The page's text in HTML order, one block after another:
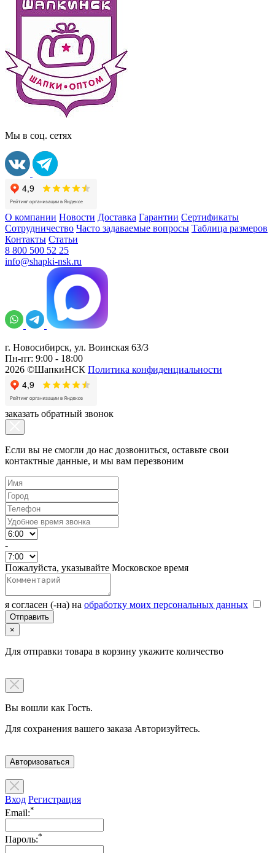
Мы в соц. сетях
О компании Новости Доставка Гарантии Сертификаты
Сотрудничество Часто задаваемые вопросы Таблица размеров
Контакты Статьи
8 800 500 52 25
info@shapki-nsk.ru
г. Новосибирск, ул. Воинская 63/3
Пн-пт: 9:00 - 18:00
2026 ©ШапкиНСК Политика конфиденциальности
заказать обратный звонок
Если вы не смогли до нас дозвониться, оставьте свои
контактные данные, и мы вам перезвоним
-
Пожалуйста, указывайте Московское время
я согласен (-на) на обработку моих персональных данных
×
Для отправки товара в корзину укажите количество
Вы вошли как Гость.
Для сохранения вашего заказа Авторизуйтесь.
Авторизоваться
Вход Регистрация
Email:*
Пароль:*